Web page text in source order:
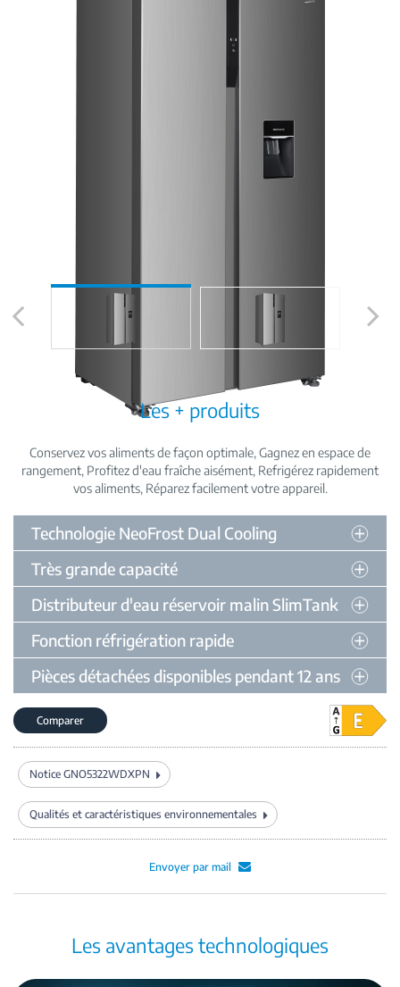
Les + produits
Conservez vos aliments de façon optimale Gagnez en espace de
rangement Profitez d'eau fraîche aisément Refrigérez rapidement
vos aliments Réparez facilement votre appareil
Technologie NeoFrost Dual Cooling
Très grande capacité
Distributeur d'eau réservoir malin SlimTank
Fonction réfrigération rapide
Pièces détachées disponibles pendant 12 ans
Comparer
Notice GNO5322WDXPN
Qualités et caractéristiques environnementales
Envoyer par mail
Les avantages technologiques